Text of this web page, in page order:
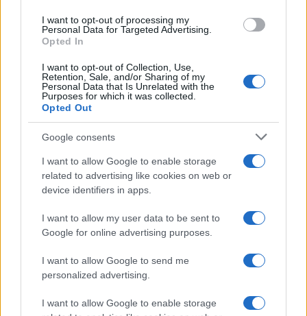
I want to opt-out of processing my
Personal Data for Targeted Advertising.
Opted In
I want to opt-out of Collection, Use,
Retention, Sale, and/or Sharing of my
Personal Data that Is Unrelated with the
Purposes for which it was collected.
Opted Out
Google consents
I want to allow Google to enable storage
related to advertising like cookies on web or
device identifiers in apps.
I want to allow my user data to be sent to
Google for online advertising purposes.
I want to allow Google to send me
personalized advertising.
I want to allow Google to enable storage
Nuova Zelanda: ondata di freddo eccezionale porta
neve a bassa quota
PIÙ LETTI
Elettrici e Musica in Sinfonia
Rilancio degli impianti sciistici in Val Vigezzo, Val
Formazza e Valle Antrona
Scoperte carcasse di moto e motori in container
destinati al Senegal
Il Córdoba ha ottenuto il II Trofeo Puertas dopo aver
sconfitto il Rayo ai rigori.
Nuova Zelanda: ondata di freddo eccezionale porta